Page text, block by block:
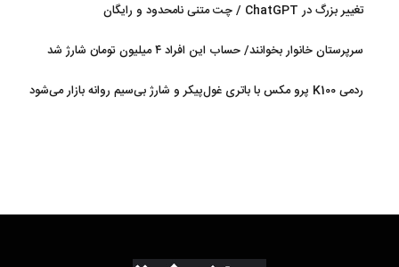
تغییر بزرگ در ChatGPT / چت متنی نامحدود و رایگان
سرپرستان خانوار بخوانند/ حساب این افراد ۴ میلیون تومان شارژ شد
ردمی K100 پرو مکس با باتری غول‌پیکر و شارژ بی‌سیم روانه بازار می‌شود